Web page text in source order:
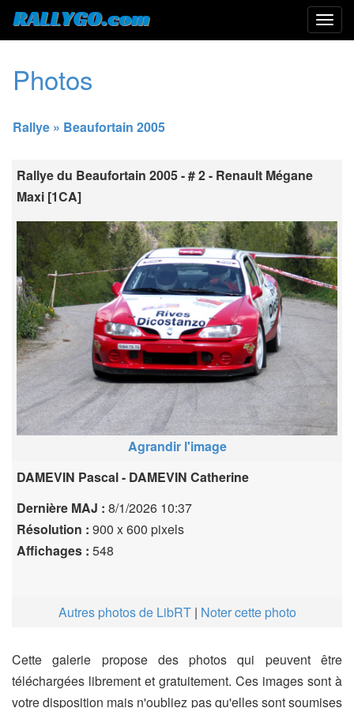
Photos
Rallye » Beaufortain 2005
Rallye du Beaufortain 2005 - # 2 - Renault Mégane
Maxi [1CA]
Agrandir l'image
DAMEVIN Pascal - DAMEVIN Catherine
Dernière MAJ : 8/1/2026 10:37
Résolution : 900 x 600 pixels
Affichages : 548
Autres photos de LibRT| Noter cette photo
Cette galerie propose des photos qui peuvent être
téléchargées librement et gratuitement. Ces images sont à
votre disposition mais n'oubliez pas qu'elles sont soumises